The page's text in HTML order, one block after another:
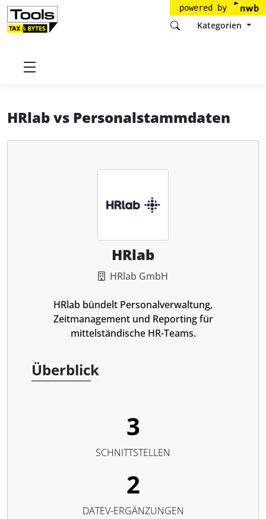
powered by
Kategorien
Startseite
HRlabvs Personalstammdaten
HRlab
HRlab GmbH
HRlab bündelt Personalverwaltung,
Zeitmanagement und Reporting für
mittelständische HR-Teams.
Überblick
3
SCHNITTSTELLEN
2
DATEV-ERGÄNZUNGEN